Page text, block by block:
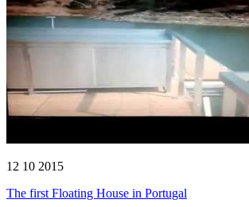
12 10 2015
The first Floating House in Portugal